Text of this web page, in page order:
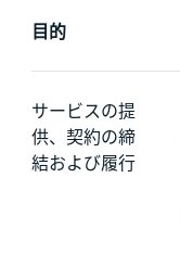
目的
サービスの提
供、契約の締
結および履行